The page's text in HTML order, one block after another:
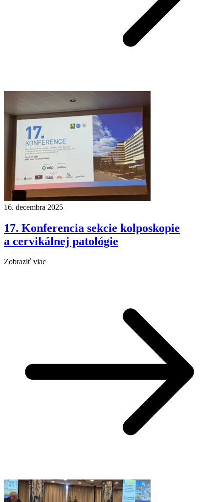
16. decembra 2025
17. Konferencia sekcie kolposkopie
a cervikálnej patológie
Zobraziť viac